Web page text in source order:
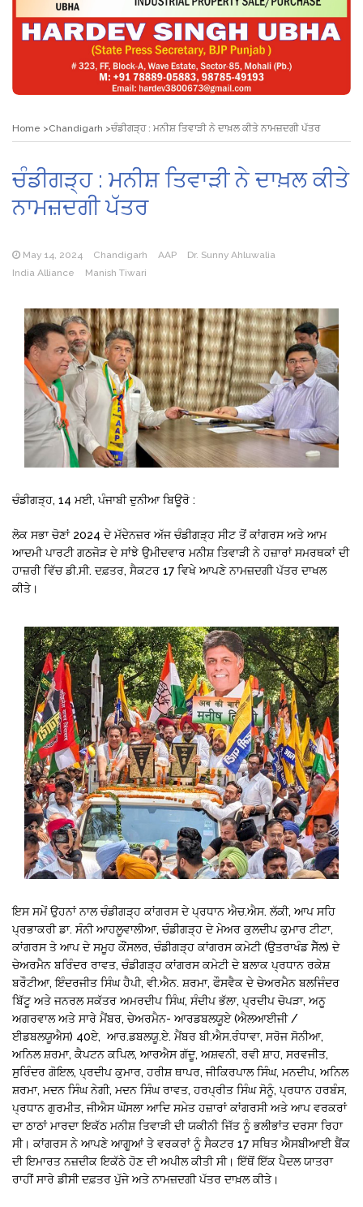
Home Chandigarh ਚੰਡੀਗੜ੍ਹ : ਮਨੀਸ਼ ਤਿਵਾੜੀ ਨੇ ਦਾਖ਼ਲ ਕੀਤੇ ਨਾਮਜ਼ਦਗੀ ਪੱਤਰ
ਚੰਡੀਗੜ੍ਹ : ਮਨੀਸ਼ ਤਿਵਾੜੀ ਨੇ ਦਾਖ਼ਲ ਕੀਤੇ
ਨਾਮਜ਼ਦਗੀ ਪੱਤਰ
May 14, 2024 Chandigarh AAP
Dr. Sunny Ahluwalia
India Alliance
Manish Tiwari
ਚੰਡੀਗੜ੍ਹ, 14 ਮਈ, ਪੰਜਾਬੀ ਦੁਨੀਆ ਬਿਊਰੋ :
ਲੋਕ ਸਭਾ ਚੋਣਾਂ 2024 ਦੇ ਮੱਦੇਨਜ਼ਰ ਅੱਜ ਚੰਡੀਗੜ੍ਹ ਸੀਟ ਤੋਂ ਕਾਂਗਰਸ ਅਤੇ ਆਮ
ਆਦਮੀ ਪਾਰਟੀ ਗਠਜੋੜ ਦੇ ਸਾਂਝੇ ਉਮੀਦਵਾਰ ਮਨੀਸ਼ ਤਿਵਾੜੀ ਨੇ ਹਜ਼ਾਰਾਂ ਸਮਰਥਕਾਂ ਦੀ
ਹਾਜ਼ਰੀ ਵਿੱਚ ਡੀ.ਸੀ. ਦਫ਼ਤਰ, ਸੈਕਟਰ 17 ਵਿਖੇ ਆਪਣੇ ਨਾਮਜ਼ਦਗੀ ਪੱਤਰ ਦਾਖਲ
ਕੀਤੇ।
ਇਸ ਸਮੇਂ ਉਹਨਾਂ ਨਾਲ ਚੰਡੀਗੜ੍ਹ ਕਾਂਗਰਸ ਦੇ ਪ੍ਰਧਾਨ ਐਚ.ਐਸ. ਲੱਕੀ, ਆਪ ਸਹਿ
ਪ੍ਰਭਾਕਰੀ ਡਾ. ਸੰਨੀ ਆਹਲੂਵਾਲੀਆ, ਚੰਡੀਗੜ੍ਹ ਦੇ ਮੇਅਰ ਕੁਲਦੀਪ ਕੁਮਾਰ ਟੀਟਾ,
ਕਾਂਗਰਸ ਤੇ ਆਪ ਦੇ ਸਮੂਹ ਕੌਂਸਲਰ, ਚੰਡੀਗੜ੍ਹ ਕਾਂਗਰਸ ਕਮੇਟੀ (ਉਤਰਾਖੰਡ ਸੈੱਲ) ਦੇ
ਚੇਅਰਮੈਨ ਬਰਿੰਦਰ ਰਾਵਤ, ਚੰਡੀਗੜ੍ਹ ਕਾਂਗਰਸ ਕਮੇਟੀ ਦੇ ਬਲਾਕ ਪ੍ਰਧਾਨ ਰਕੇਸ਼
ਬਰੌਟੀਆ, ਇੰਦਰਜੀਤ ਸਿੰਘ ਹੈਪੀ, ਵੀ.ਐਨ. ਸ਼ਰਮਾ, ਫੌਸਵੈਕ ਦੇ ਚੇਅਰਮੈਨ ਬਲਜਿੰਦਰ
ਬਿੱਟੂ ਅਤੇ ਜਨਰਲ ਸਕੱਤਰ ਅਮਰਦੀਪ ਸਿੰਘ, ਸੰਦੀਪ ਭੱਲਾ, ਪ੍ਰਦੀਪ ਚੋਪੜਾ, ਅਨੂ
ਅਗਰਵਾਲ ਅਤੇ ਸਾਰੇ ਮੈਂਬਰ, ਚੇਅਰਮੈਨ- ਆਰਡਬਲਯੂਏ (ਐਲਆਈਜੀ /
ਈਡਬਲਯੂਐਸ) 40ਏ, ਆਰ.ਡਬਲਯੂ.ਏ. ਮੈਂਬਰ ਬੀ.ਐਸ.ਰੰਧਾਵਾ, ਸਰੋਜ ਸੋਨੀਆ,
ਅਨਿਲ ਸ਼ਰਮਾ, ਕੈਪਟਨ ਕਪਿਲ, ਆਰਐਸ ਗੱਦੂ, ਅਸ਼ਵਨੀ, ਰਵੀ ਸ਼ਾਹ, ਸਰਵਜੀਤ,
ਸੁਰਿੰਦਰ ਗੋਇਲ, ਪ੍ਰਦੀਪ ਕੁਮਾਰ, ਹਰੀਸ਼ ਥਾਪਰ, ਜੀਕਿਰਪਾਲ ਸਿੰਘ, ਮਨਦੀਪ, ਅਨਿਲ
ਸ਼ਰਮਾ, ਮਦਨ ਸਿੰਘ ਨੇਗੀ, ਮਦਨ ਸਿੰਘ ਰਾਵਤ, ਹਰਪ੍ਰੀਤ ਸਿੰਘ ਸੋਨੂੰ, ਪ੍ਰਧਾਨ ਹਰਬੰਸ,
ਪ੍ਰਧਾਨ ਗੁਰਮੀਤ, ਜੀਐਸ ਘੋਂਸਲਾ ਆਦਿ ਸਮੇਤ ਹਜ਼ਾਰਾਂ ਕਾਂਗਰਸੀ ਅਤੇ ਆਪ ਵਰਕਰਾਂ
ਦਾ ਠਾਠਾਂ ਮਾਰਦਾ ਇਕੱਠ ਮਨੀਸ਼ ਤਿਵਾੜੀ ਦੀ ਯਕੀਨੀ ਜਿੱਤ ਨੂੰ ਭਲੀਭਾਂਤ ਦਰਸਾ ਰਿਹਾ
ਸੀ। ਕਾਂਗਰਸ ਨੇ ਆਪਣੇ ਆਗੂਆਂ ਤੇ ਵਰਕਰਾਂ ਨੂੰ ਸੈਕਟਰ 17 ਸਥਿਤ ਐਸਬੀਆਈ ਬੈਂਕ
ਦੀ ਇਮਾਰਤ ਨਜ਼ਦੀਕ ਇਕੱਠੇ ਹੋਣ ਦੀ ਅਪੀਲ ਕੀਤੀ ਸੀ। ਇੱਥੋਂ ਇੱਕ ਪੈਦਲ ਯਾਤਰਾ
ਰਾਹੀਂ ਸਾਰੇ ਡੀਸੀ ਦਫ਼ਤਰ ਪੁੱਜੇ ਅਤੇ ਨਾਮਜ਼ਦਗੀ ਪੱਤਰ ਦਾਖ਼ਲ ਕੀਤੇ।